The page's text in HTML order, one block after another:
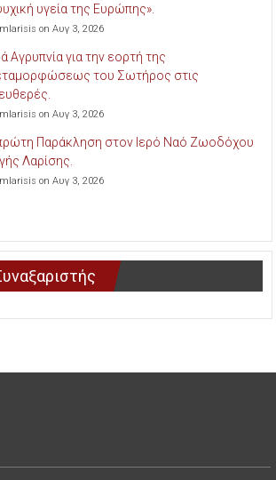
υγεία της Ευρώπης».
on Αυγ 3, 2026
Αγρυπνία για την εορτή της
του Σωτήρος στις
on Αυγ 3, 2026
Παράκληση στον Ιερό Ναό Ζωοδόχου
Λαρίσης.
on Αυγ 3, 2026